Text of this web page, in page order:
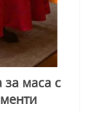
за маса с